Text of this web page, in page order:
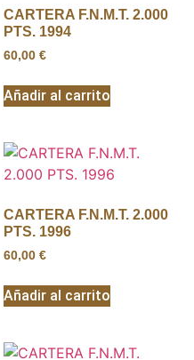
CARTERA F.N.M.T. 2.000
PTS. 1994
60,00 €
Añadir al carrito
CARTERA F.N.M.T. 2.000
PTS. 1996
60,00 €
Añadir al carrito